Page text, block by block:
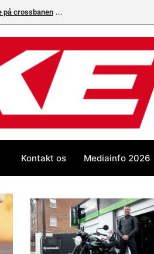
på crossbanen
Kontakt os Mediainfo 2026